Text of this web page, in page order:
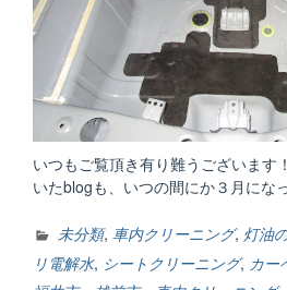
いつもご覧頂き有り難うございます
いたblogも、いつの間にか３月にな
未分類, 車内クリーニング, 灯油
リ電解水, シートクリーニング, カー